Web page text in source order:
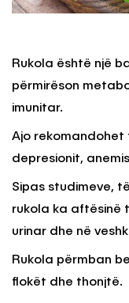
Rukola është një
përmirëson
imunitar.
Ajo rekomandohet
depresionit,
Sipas studimeve,
rukola ka aftësinë
urinar dhe në
Rukola përmban
flokët dhe thonjtë.